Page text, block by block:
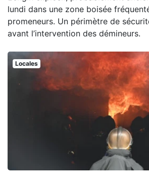
lundi dans une zone boisée
promeneurs. Un périmètre de
avant l’intervention des démineurs.
Locales